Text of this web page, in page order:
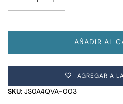
AÑADIR AL
AGREGAR A
SKU: JS0A4QVA-003